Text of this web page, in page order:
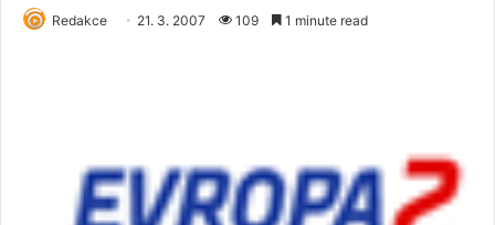
Redakce 21. 3. 2007 109 1 minute read